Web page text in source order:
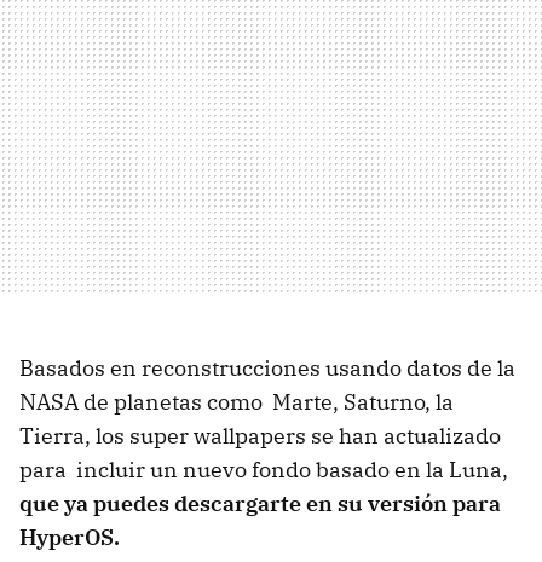
Basados en reconstrucciones usando datos de la
NASA de planetas como Marte, Saturno, la
Tierra, los super wallpapers se han actualizado
para incluir un nuevo fondo basado en la Luna,
que ya puedes descargarte en su versión para
HyperOS.